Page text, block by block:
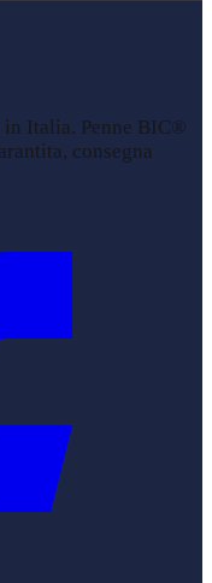
Italia. Penne BIC®
consegna